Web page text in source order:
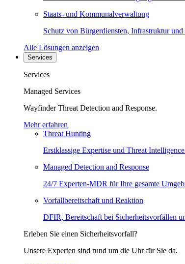
Staats- und Kommunalverwaltung
Schutz von Bürgerdiensten, Infrastruktur
Alle Lösungen anzeigen
Services
Services
Managed Services
Wayfinder Threat Detection and Response.
Mehr erfahren
Threat Hunting
Erstklassige Expertise und Threat
Managed Detection and Response
24/7 Experten-MDR für Ihre gesamte
Vorfallbereitschaft und Reaktion
DFIR, Bereitschaft bei Sicherheitsvorfällen
Erleben Sie einen Sicherheitsvorfall?
Unsere Experten sind rund um die Uhr für Sie da.